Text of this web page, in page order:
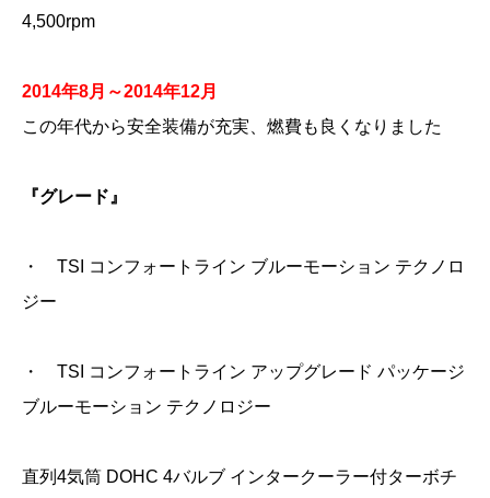
4,500rpm
2014年8月～2014年12月
この年代から安全装備が充実、燃費も良くなりました
『グレード』
・ TSI コンフォートライン ブルーモーション テクノロ
ジー
・ TSI コンフォートライン アップグレード パッケージ
ブルーモーション テクノロジー
直列4気筒 DOHC 4バルブ インタークーラー付ターボチ